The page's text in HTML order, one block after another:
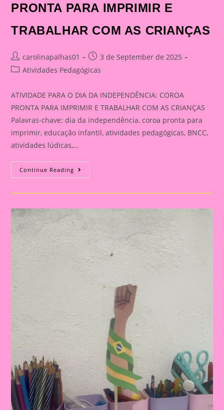
PRONTA PARA IMPRIMIR E
TRABALHAR COM AS CRIANÇAS
Post
author:
carolinapalhas01
Post
published:
3 de September de 2025
PostAtividades Pedagógicas
ATIVIDADE PARA O DIA DA INDEPENDÊNCIA: COROA
PRONTA PARA IMPRIMIR E TRABALHAR COM AS CRIANÇAS
Palavras-chave: dia da independência, coroa pronta para
imprimir, educação infantil, atividades pedagógicas, BNCC,
atividades lúdicas,…
Continue Reading ATIVIDADE
PARA
DIA
PRONTA
PARA
IMPRIMIR
TRABALHAR
COM
CRIANÇAS